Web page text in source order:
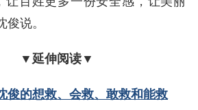
说。
▼延伸阅读▼
俊的想救、会救、敢救和能救